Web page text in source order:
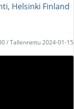
Helsinki Finland
/ Tallennettu 2024-01-15